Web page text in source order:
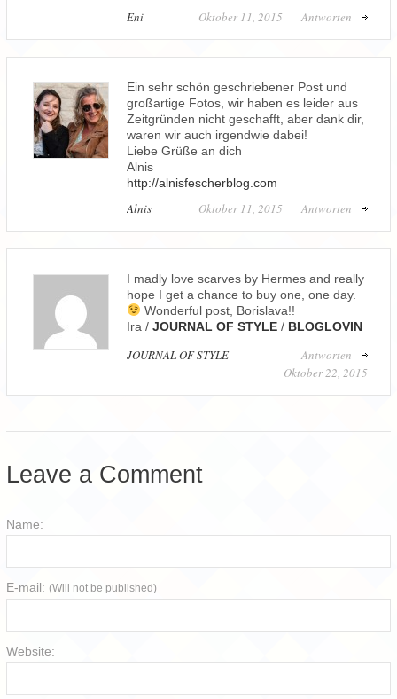
Eni Antworten
Oktober 11, 2015
Ein sehr schön geschriebener Post und
großartige Fotos, wir haben es leider aus
Zeitgründen nicht geschafft, aber dank dir,
waren wir auch irgendwie dabei!
Liebe Grüße an dich
Alnis
http://alnisfescherblog.com
Alnis Antworten
Oktober 11, 2015
I madly love scarves by Hermes and really
hope I get a chance to buy one, one day.
Wonderful post, Borislava!!
Ira / JOURNAL OF STYLE / BLOGLOVIN
JOURNAL OF STYLE
Antworten
Oktober 22, 2015
Leave a Comment
Name:
E-mail: (Will not be published)
Website: